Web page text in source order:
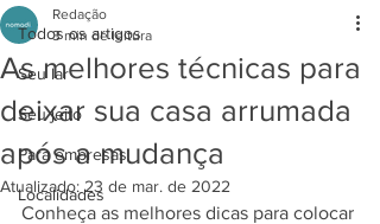
Todos os artigos
Seu lar
Seu jeito
Para empresas
Localidades
As melhores técnicas para
deixar sua casa arrumada
após a mudança
Redação
3 min de leitura
Atualizado: 23 de mar. de 2022
Conheça as melhores dicas para colocar